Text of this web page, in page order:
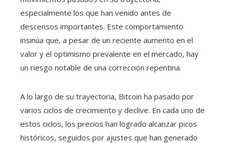
especialmente los que han venido antes de
descensos importantes. Este comportamiento
insinúa que, a pesar de un reciente aumento en el
valor y el optimismo prevalente en el mercado, hay
un riesgo notable de una corrección repentina.
A lo largo de su trayectoria, Bitcoin ha pasado por
varios ciclos de crecimiento y declive. En cada uno de
estos ciclos, los precios han logrado alcanzar picos
históricos, seguidos por ajustes que han generado